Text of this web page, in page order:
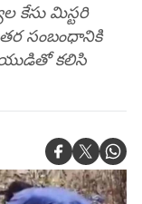
మిస్టరి
సంబంధానికి
కలిసి